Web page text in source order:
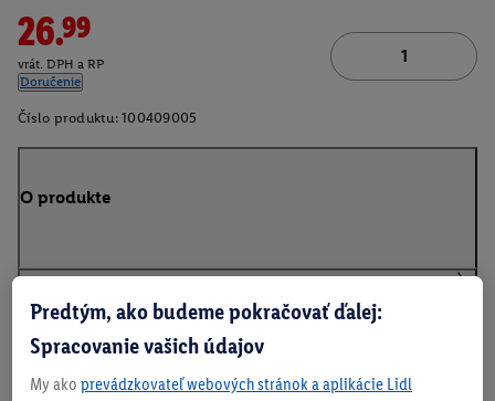
26.99
vrát. DPH a RP
Doručenie
Číslo produktu: 100409005
O produkte
Na stiahnutie
Predtým, ako budeme pokračovať ďalej:
Spracovanie vašich údajov
My ako prevádzkovateľ webových stránok a aplikácie Lidl